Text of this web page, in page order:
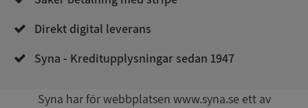
Direkt digital leverans
Syna - Kreditupplysningar sedan 1947
Syna har för webbplatsen www.syna.se ett av